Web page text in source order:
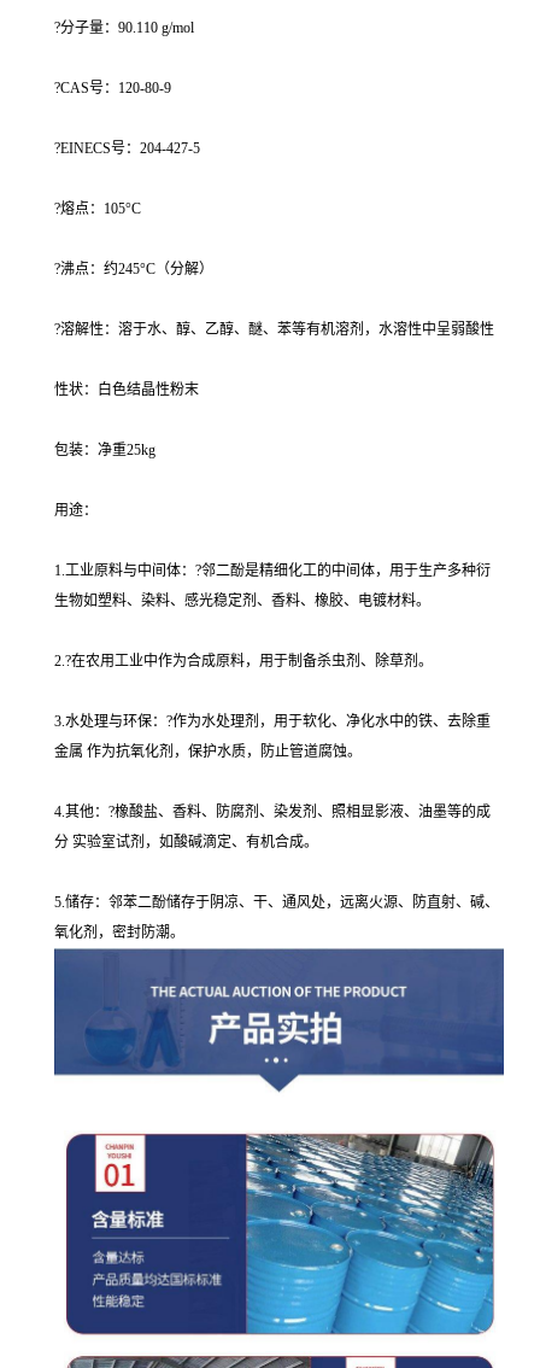
?分子量：90.110 g/mol
?CAS号：120-80-9
?EINECS号：204-427-5
?熔点：105°C
?沸点：约245°C（分解）
?溶解性：溶于水、醇、乙醇、醚、苯等有机溶剂，水溶性中呈弱酸性
性状：白色结晶性粉末
包装：净重25kg
用途：
1.工业原料与中间体：?邻二酚是精细化工的中间体，用于生产多种衍
生物如塑料、染料、感光稳定剂、香料、橡胶、电镀材料。
2.?在农用工业中作为合成原料，用于制备杀虫剂、除草剂。
3.水处理与环保：?作为水处理剂，用于软化、净化水中的铁、去除重
金属 作为抗氧化剂，保护水质，防止管道腐蚀。
4.其他：?橡酸盐、香料、防腐剂、染发剂、照相显影液、油墨等的成
分 实验室试剂，如酸碱滴定、有机合成。
5.储存：邻苯二酚储存于阴凉、干、通风处，远离火源、防直射、碱、
氧化剂，密封防潮。